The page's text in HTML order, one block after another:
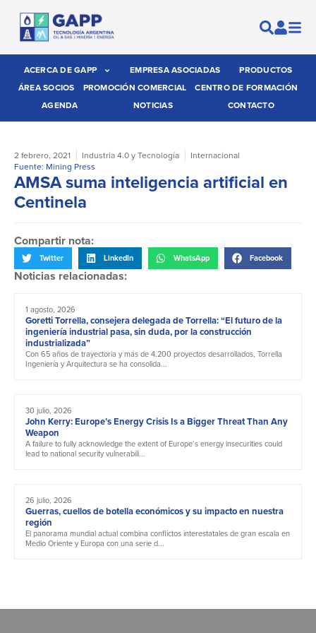
ACERCA DE GAPP EMPRESA ASOCIADAS
PRODUCTOS
ÁREA SOCIOS
PROMOCIÓN COMERCIAL
CENTRO DE FORMACIÓN
AGENDA
NOTICIAS CONTACTO
2 febrero, 2021 Industria 4.0 y Tecnología
Internacional
Fuente: Mining Press
AMSA suma inteligencia artificial en
Centinela
Compartir nota:
Twitter LinkedIn WhatsApp Facebook
Noticias relacionadas:
1 agosto, 2026
Goretti Torrella, consejera delegada de Torrella: “El futuro de la
ingeniería industrial pasa, sin duda, por la construcción
industrializada”
Con 65 años de trayectoria y más de 4.200 proyectos desarrollados, Torrella
Ingeniería y Arquitectura se ha consolida...
30 julio, 2026
John Kerry: Europe’s Energy Crisis Is a Bigger Threat Than Any
Weapon
A failure to fully acknowledge the extent of Europe’s energy insecurities could
lead to national security vulnerabili...
26 julio, 2026
Guerras, cuellos de botella económicos y su impacto en nuestra
región
El panorama mundial actual combina conflictos interestatales de gran escala en
Medio Oriente y Europa con una serie d...